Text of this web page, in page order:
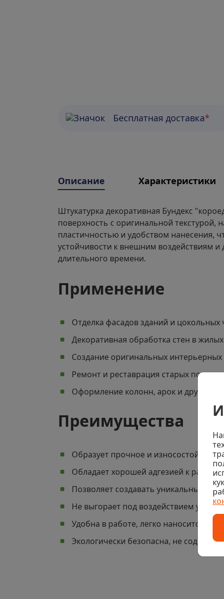
Бесплатная доставка*
Описание Характеристики
Штукатурка декоративная Бундекс
поверхность с оригинальной
пластичностью и удобством нанесения,
устойчивости к внешним воздействиям
длительного времени.
Применение
Отделка фасадов зданий и цокольных
Декоративная обработка стен в
Создание оригинальных
Ремонт и реставрация старых
Оформление колонн, арок и других
Преимущества
Образует прочное и износостойкое
Обладает хорошей адгезией к
Позволяет создавать уникальные
Не выгорает под воздействием
Удобна в работе, легко наносится и
Экологически безопасна, не